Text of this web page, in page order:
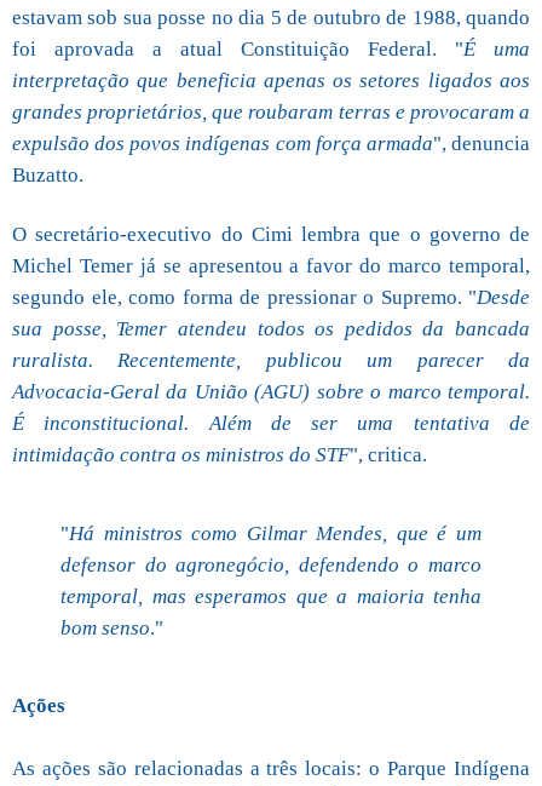
estavam sob sua posse no dia 5 de outubro de 1988, quando
foi aprovada a atual Constituição Federal. "É uma
interpretação que beneficia apenas os setores ligados aos
grandes proprietários, que roubaram terras e provocaram a
expulsão dos povos indígenas com força armada", denuncia
Buzatto.
O secretário-executivo do Cimi lembra que o governo de
Michel Temer já se apresentou a favor do marco temporal,
segundo ele, como forma de pressionar o Supremo. "Desde
sua posse, Temer atendeu todos os pedidos da bancada
ruralista. Recentemente, publicou um parecer da
Advocacia-Geral da União (AGU) sobre o marco temporal.
É inconstitucional. Além de ser uma tentativa de
intimidação contra os ministros do STF", critica.
"Há ministros como Gilmar Mendes, que é um
defensor do agronegócio, defendendo o marco
temporal, mas esperamos que a maioria tenha
bom senso."
Ações
As ações são relacionadas a três locais: o Parque Indígena